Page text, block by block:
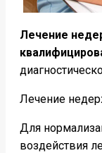
Лечение
Лечение
Для
воздействия